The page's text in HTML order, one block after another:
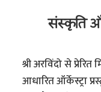
संस्कृति
श्री अरविंदो से
आधारित ऑर्केस्ट्रा